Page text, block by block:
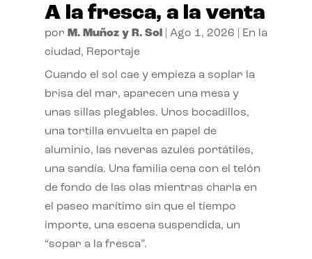
A la fresca, a la venta
por M. Muñoz y R. Sol| Ago 1, 2026
En la
ciudad, Reportaje
Cuando el sol cae y empieza a soplar la
brisa del mar, aparecen una mesa y
unas sillas plegables. Unos bocadillos,
una tortilla envuelta en papel de
aluminio, las neveras azules portátiles,
una sandía. Una familia cena con el telón
de fondo de las olas mientras charla en
el paseo marítimo sin que el tiempo
importe, una escena suspendida, un
“sopar a la fresca”.